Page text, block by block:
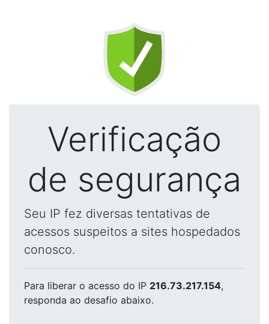
Verificação
de segurança
Seu IP fez diversas tentativas de
acessos suspeitos a sites hospedados
conosco.
Para liberar o acesso do IP 216.73.217.154,
responda ao desafio abaixo.